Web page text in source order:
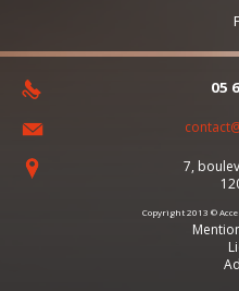
05
7,
Copyright 2013 ©